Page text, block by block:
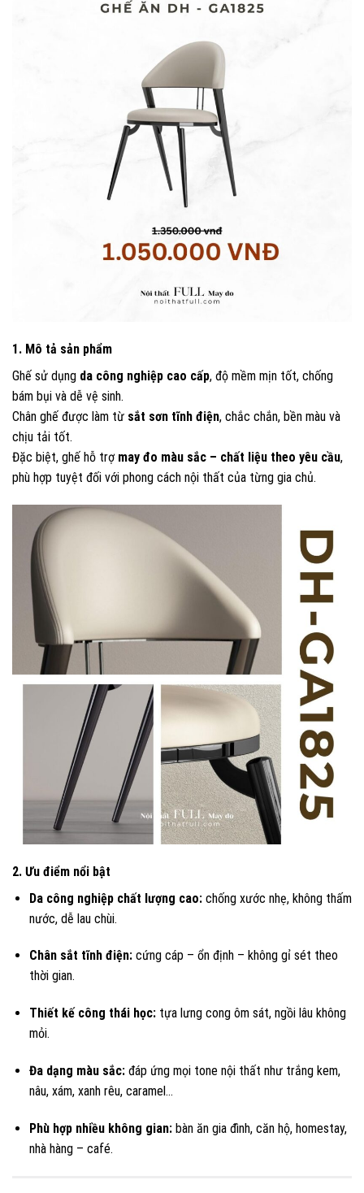
1. Mô tả sản phẩm
Ghế sử dụng da công nghiệp cao cấp, độ mềm mịn tốt, chống
bám bụi và dễ vệ sinh.
Chân ghế được làm từ sắt sơn tĩnh điện, chắc chắn, bền màu và
chịu tải tốt.
Đặc biệt, ghế hỗ trợ may đo màu sắc – chất liệu theo yêu cầu,
phù hợp tuyệt đối với phong cách nội thất của từng gia chủ.
2. Ưu điểm nổi bật
Da công nghiệp chất lượng cao:chống xước nhẹ, không thấm
nước, dễ lau chùi.
Chân sắt tĩnh điện:cứng cáp – ổn định – không gỉ sét theo
thời gian.
Thiết kế công thái học:tựa lưng cong ôm sát, ngồi lâu không
mỏi.
Đa dạng màu sắc:đáp ứng mọi tone nội thất như trắng kem,
nâu, xám, xanh rêu, caramel…
Phù hợp nhiều không gian:bàn ăn gia đình, căn hộ, homestay,
nhà hàng – café.